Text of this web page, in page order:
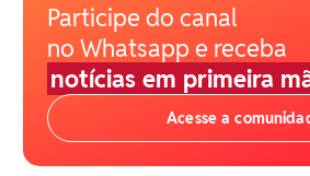
Participe do canal
no Whatsapp e receba
notícias em primeira
Acesse a